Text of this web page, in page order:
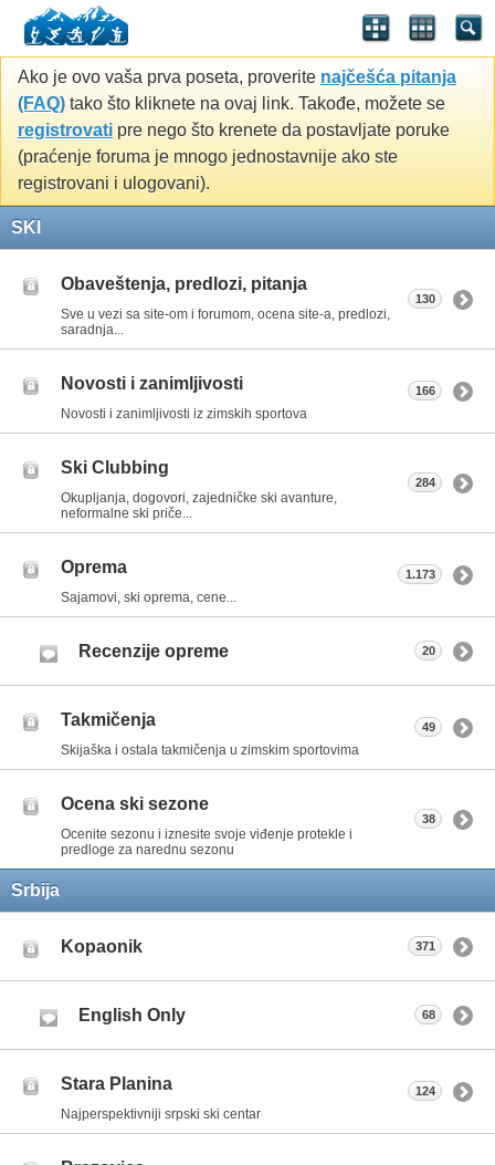
Ako je ovo vaša prva poseta, proverite najčešća pitanja
(FAQ) tako što kliknete na ovaj link. Takođe, možete se
registrovati pre nego što krenete da postavljate poruke
(praćenje foruma je mnogo jednostavnije ako ste
registrovani i ulogovani).
SKI
Obaveštenja, predlozi, pitanja
Sve u vezi sa site-om i forumom, ocena site-a, predlozi,
saradnja...
130
Novosti i zanimljivosti
Novosti i zanimljivosti iz zimskih sportova
166
Ski Clubbing
Okupljanja, dogovori, zajedničke ski avanture,
neformalne ski priče...
284
Oprema
Sajamovi, ski oprema, cene...
1.173
Recenzije opreme 20
Takmičenja
Skijaška i ostala takmičenja u zimskim sportovima
49
Ocena ski sezone
Ocenite sezonu i iznesite svoje viđenje protekle i
predloge za narednu sezonu
38
Srbija
Kopaonik 371
English Only 68
Stara Planina
Najperspektivniji srpski ski centar
124